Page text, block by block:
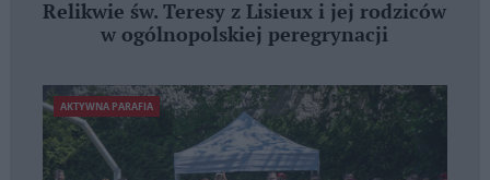
Relikwie św. Teresy z Lisieux i jej rodziców
w ogólnopolskiej peregrynacji
AKTYWNA PARAFIA